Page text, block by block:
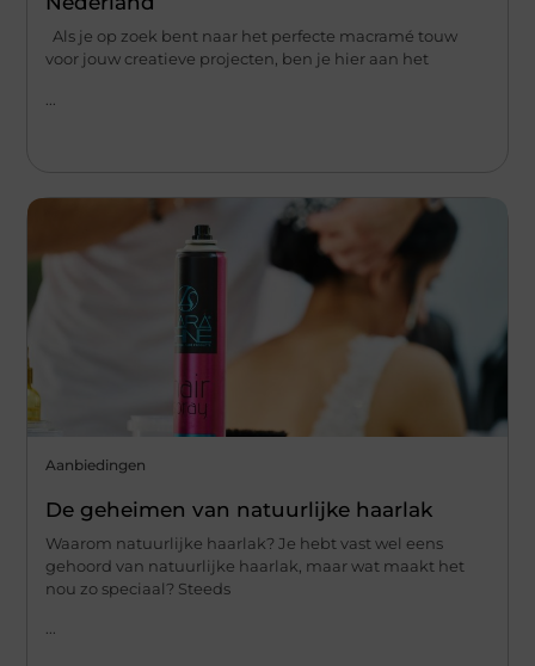
Als je op zoek bent naar het perfecte macramé touw
voor jouw creatieve projecten, ben je hier aan het
Aanbiedingen
De geheimen van natuurlijke haarlak
Waarom natuurlijke haarlak? Je hebt vast wel eens
gehoord van natuurlijke haarlak, maar wat maakt het
nou zo speciaal? Steeds
...